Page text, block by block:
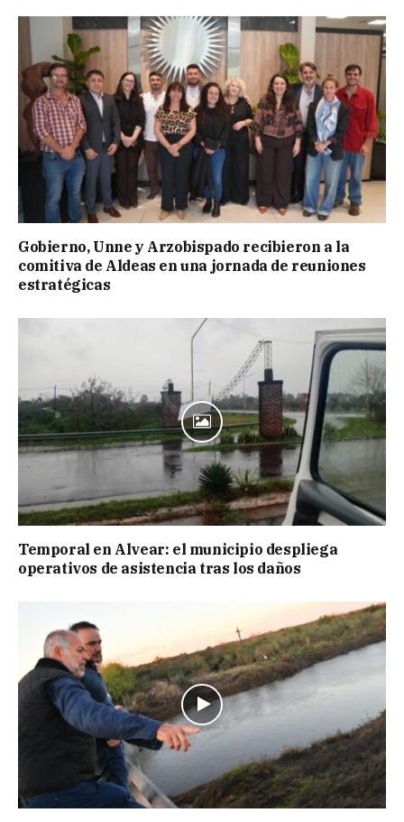
Gobierno, Unne y Arzobispado recibieron a la
comitiva de Aldeas en una jornada de reuniones
estratégicas
Temporal en Alvear: el municipio despliega
operativos de asistencia tras los daños